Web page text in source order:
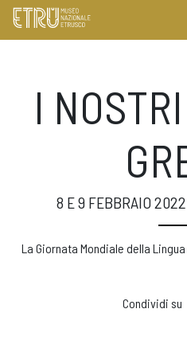
I
8 E 9 FEBBRAIO
La Giornata Mondiale della
Condividi su